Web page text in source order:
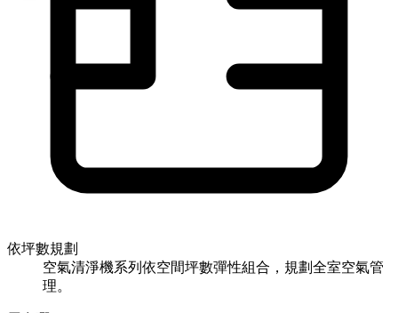
依坪數規劃
空氣清淨機系列依空間坪數彈性組合，規劃全室空氣管
理。